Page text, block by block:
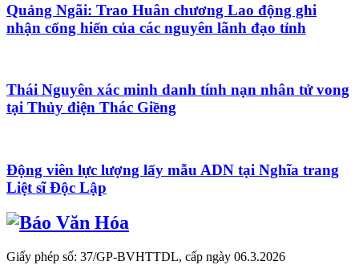
Quảng Ngãi: Trao Huân chương Lao động ghi
nhận cống hiến của các nguyên lãnh đạo tỉnh
Thái Nguyên xác minh danh tính nạn nhân tử vong
tại Thủy điện Thác Giềng
Động viên lực lượng lấy mẫu ADN tại Nghĩa trang
Liệt sĩ Độc Lập
Giấy phép số: 37/GP-BVHTTDL, cấp ngày 06.3.2026